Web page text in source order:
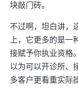
块敲门砖。
不过啊，坦白讲，
上，它更多的是
接赋予你执业资格
以为可以开诊所、
多客户更看重实际